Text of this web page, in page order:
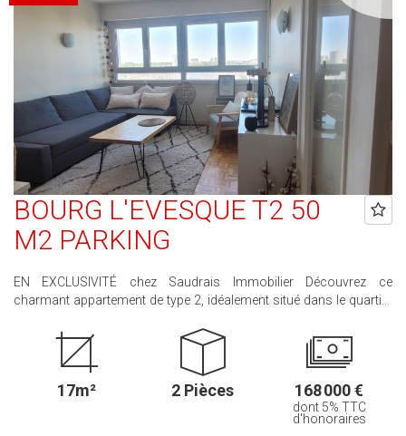
BOURG L'EVESQUE T2 50
M2 PARKING
EN EXCLUSIVITÉ chez Saudrais Immobilier Découvrez ce
charmant appartement de type 2, idéalement situé dans le quartier
Penthièvre. Très bien entretenu, cet appartement se compose d'une
entrée avec placards, d'un spacieux séjour lumineux, d'une cuisine
aménagée, d'une salle d'eau avec WC ainsi que d'une chambre
confortable. Vous bénéficierez également d'une place de parking
168 000 €, dont 160 000 € hors honoraires et 5 % TTC
17m² 2 Pièces 168 000 €
dont 5% TTC
d'honoraires